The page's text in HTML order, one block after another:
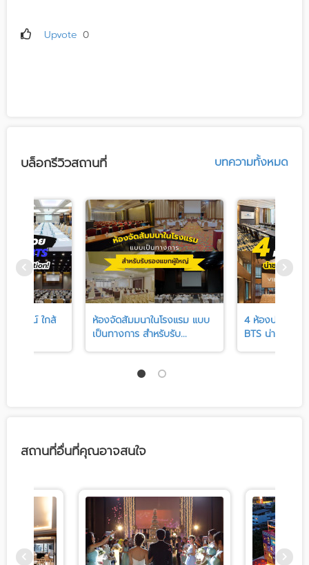
Upvote 0
บล็อกรีวิวสถานที่ บทความทั้งหมด
ยมีดีไซน์ ใกล้
ห้องจัดสัมมนาในโรงแรม แบบ
เป็นทางการ สำหรับรับ...
4 ห้องประชุมส
BTS น่าชวนทีม
สถานที่อื่นที่คุณอาจสนใจ